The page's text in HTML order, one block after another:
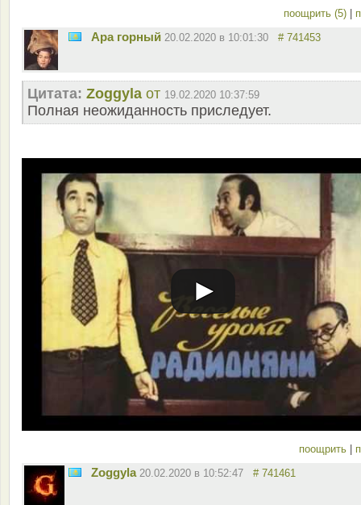
поощрить (5)
Ара горный 20.02.2020 в 10:01:30 # 741453
Цитата: Zoggyla от 19.02.2020 10:37:59
Полная неожиданность приследует.
поощрить |
Zoggyla 20.02.2020 в 10:52:47 # 741461